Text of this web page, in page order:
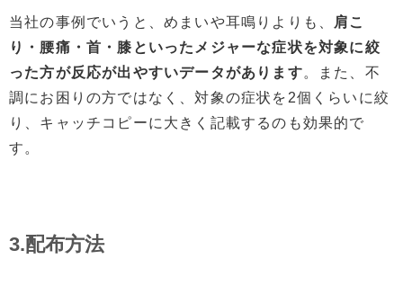
当社の事例でいうと、めまいや耳鳴りよりも、
肩こ
り・腰痛・首・膝といったメジャーな症状を対象に絞
った方が反応が出やすいデータがあります。また、不
調にお困りの方ではなく、対象の症状を2個くらいに絞
り、キャッチコピーに大きく記載するのも効果的で
す。
3.配布方法